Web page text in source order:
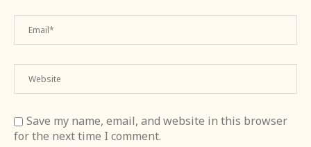
Save my name, email, and website in this browser
for the next time I comment.